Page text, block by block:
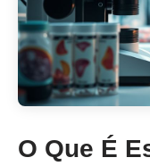
O Que É